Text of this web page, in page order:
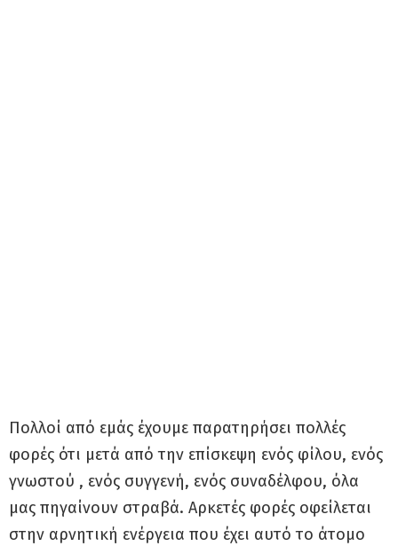
Πολλοί από εμάς έχουμε παρατηρήσει πολλές
φορές ότι μετά από την επίσκεψη ενός φίλου, ενός
γνωστού , ενός συγγενή, ενός συναδέλφου, όλα
μας πηγαίνουν στραβά. Αρκετές φορές οφείλεται
στην αρνητική ενέργεια που έχει αυτό το άτομο